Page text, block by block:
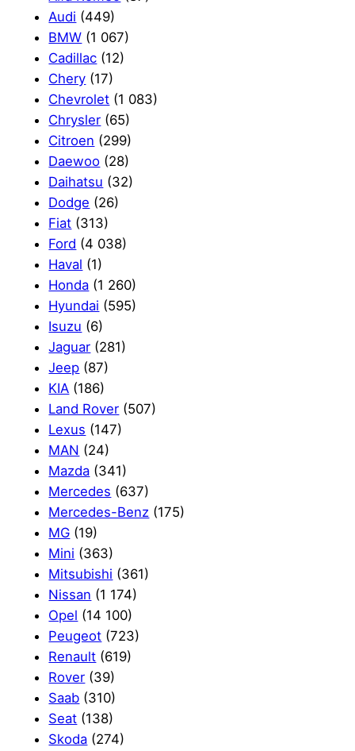
Audi (449)
BMW (1 067)
Cadillac (12)
Chery (17)
Chevrolet (1 083)
Chrysler (65)
Citroen (299)
Daewoo (28)
Daihatsu (32)
Dodge (26)
Fiat (313)
Ford (4 038)
Haval (1)
Honda (1 260)
Hyundai (595)
Isuzu (6)
Jaguar (281)
Jeep (87)
KIA (186)
Land Rover (507)
Lexus (147)
MAN (24)
Mazda (341)
Mercedes (637)
Mercedes-Benz (175)
MG (19)
Mini (363)
Mitsubishi (361)
Nissan (1 174)
Opel (14 100)
Peugeot (723)
Renault (619)
Rover (39)
Saab (310)
Seat (138)
Skoda (274)